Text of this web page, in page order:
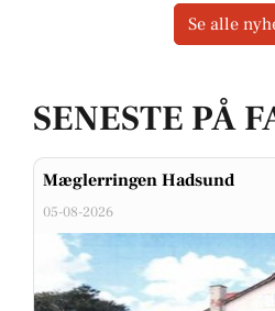
SENESTE PÅ
Mæglerringen Hadsund
05-08-2026
Se alle